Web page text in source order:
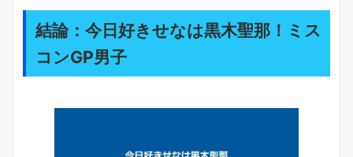
結論：今日好きせなは黒木聖那！ミス
コンGP男子